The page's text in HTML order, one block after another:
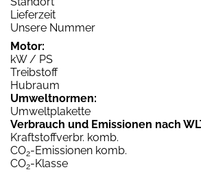
Lieferzeit
Unsere Nummer
Motor:
kW / PS
Treibstoff
Hubraum
Umweltnormen:
Umweltplakette
Verbrauch und Emissionen nach
Kraftstoffverbr. komb.
CO2-Emissionen komb.
CO2-Klasse